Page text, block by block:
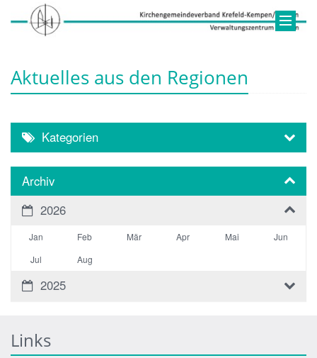
Aktuelles aus den Regionen
Kategorien
Archiv
2026
Jan Feb Mär Apr Mai
Jun
Jul
Aug
2025
Links